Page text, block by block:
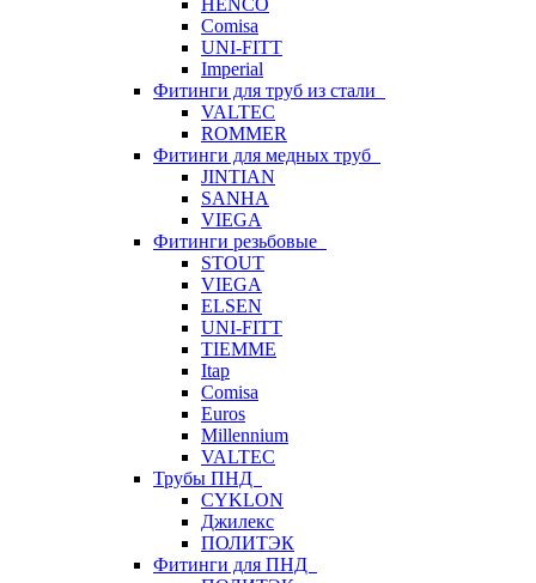
HENCO
Comisa
UNI-FITT
Imperial
Фитинги для труб из стали
VALTEC
ROMMER
Фитинги для медных труб
JINTIAN
SANHA
VIEGA
Фитинги резьбовые
STOUT
VIEGA
ELSEN
UNI-FITT
TIEMME
Itap
Comisa
Euros
Millennium
VALTEC
Трубы ПНД
CYKLON
Джилекс
ПОЛИТЭК
Фитинги для ПНД